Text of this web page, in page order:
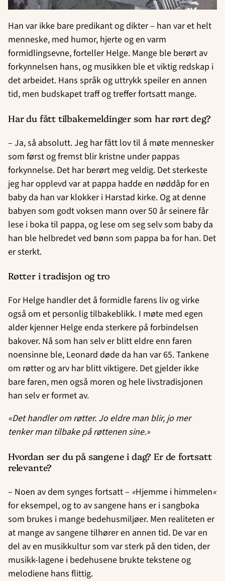
Han var ikke bare predikant og dikter – han var et helt
menneske, med humor, hjerte og en varm
formidlingsevne, forteller Helge. Mange ble berørt av
forkynnelsen hans, og musikken ble et viktig redskap i
det arbeidet. Hans språk og uttrykk speiler en annen
tid, men budskapet traff og treffer fortsatt mange.
Har du fått tilbakemeldinger som har rørt deg?
– Ja, så absolutt. Jeg har fått lov til å møte mennesker
som først og fremst blir kristne under pappas
forkynnelse. Det har berørt meg veldig. Det sterkeste
jeg har opplevd var at pappa hadde en nøddåp for en
baby da han var klokker i Harstad kirke. Og at denne
babyen som godt voksen mann over 50 år seinere får
lese i boka til pappa, og lese om seg selv som baby da
han ble helbredet ved bønn som pappa ba for han. Det
er sterkt.
Røtter i tradisjon og tro
For Helge handler det å formidle farens liv og virke
også om et personlig tilbakeblikk. I møte med egen
alder kjenner Helge enda sterkere på forbindelsen
bakover. Nå som han selv er blitt eldre enn faren
noensinne ble, Leonard døde da han var 65. Tankene
om røtter og arv har blitt viktigere. Det gjelder ikke
bare faren, men også moren og hele livstradisjonen
han selv er formet av.
«Det handler om røtter. Jo eldre man blir, jo mer
tenker man tilbake på røttenen sine.»
Hvordan ser du på sangene i dag? Er de fortsatt
relevante?
– Noen av dem synges fortsatt – «Hjemme i himmelen«
for eksempel, og to av sangene hans er i sangboka
som brukes i mange bedehusmiljøer. Men realiteten er
at mange av sangene tilhører en annen tid. De var en
del av en musikkultur som var sterk på den tiden, der
musikk-lagene i bedehusene brukte tekstene og
melodiene hans flittig.